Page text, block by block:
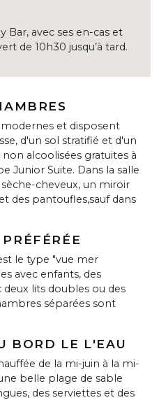
Bar, avec ses en-cas et
de 10h30 jusqu’à tard.
et disposent
d'un sol stratifié et d'un
alcoolisées gratuites à
Junior Suite. Dans la salle
cheveux, un miroir
des pantoufles,sauf dans
le type "vue mer
avec enfants, des
deux lits doubles ou des
séparées sont
BORD LE L'EAU
de la mi-juin à la mi-
belle plage de sable
des serviettes et des